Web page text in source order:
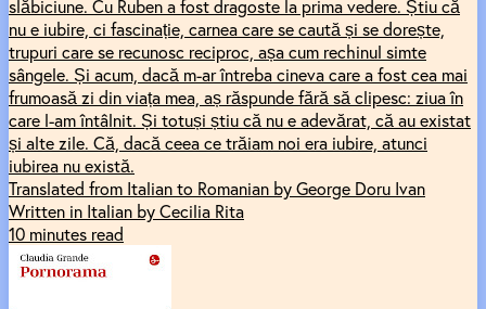
slăbiciune. Cu Ruben a fost dragoste la prima vedere. Știu că
nu e iubire, ci fascinație, carnea care se caută și se dorește,
trupuri care se recunosc reciproc, așa cum rechinul simte
sângele. Și acum, dacă m-ar întreba cineva care a fost cea mai
frumoasă zi din viața mea, aș răspunde fără să clipesc: ziua în
care l-am întâlnit. Și totuși știu că nu e adevărat, că au existat
și alte zile. Că, dacă ceea ce trăiam noi era iubire, atunci
iubirea nu există.
Translated from Italian to Romanian by George Doru Ivan
Written in Italian by Cecilia Rita
10 minutes read